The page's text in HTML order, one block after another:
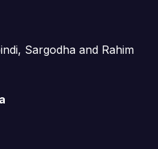
Sargodha and Rahim